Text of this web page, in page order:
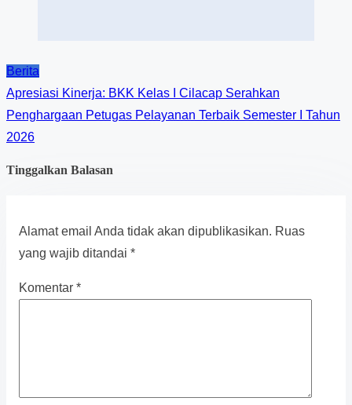
Berita
Apresiasi Kinerja: BKK Kelas I Cilacap Serahkan
Penghargaan Petugas Pelayanan Terbaik Semester I Tahun
2026
Tinggalkan Balasan
Alamat email Anda tidak akan dipublikasikan. Ruas
yang wajib ditandai *
Komentar *